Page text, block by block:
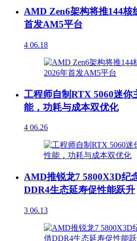
AMD Zen6架构将推144核
首发AM5平台
4 06.18
工程师自制RTX 5060迷你
能，功耗与成本双优化
4 06.26
AMD推锐龙7 5800X3D纪
DDR4生态延寿促性能跃升
3 06.13